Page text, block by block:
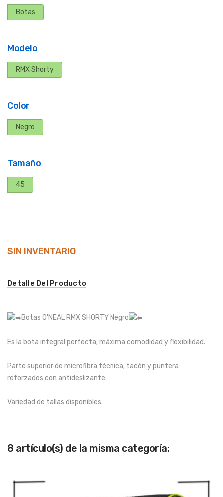
Botas
Modelo
RMX Shorty
Color
Negro
Tamaño
45
SIN INVENTARIO
Detalle Del Producto
Botas O'NEAL RMX SHORTY Negro
Es la bota integral perfecta; máxima comodidad y flexibilidad.
Parte superior de microfibra técnica; tacón y puntera
reforzados con antideslizante.
Variedad de tallas disponibles.
8 artículo(s) de la misma categoría: